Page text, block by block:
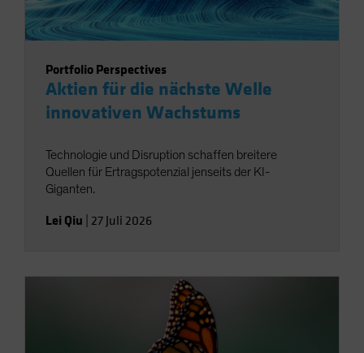
Portfolio Perspectives
Aktien für die nächste Welle
innovativen Wachstums
Technologie und Disruption schaffen breitere
Quellen für Ertragspotenzial jenseits der KI-
Giganten.
Lei Qiu 27 Juli 2026